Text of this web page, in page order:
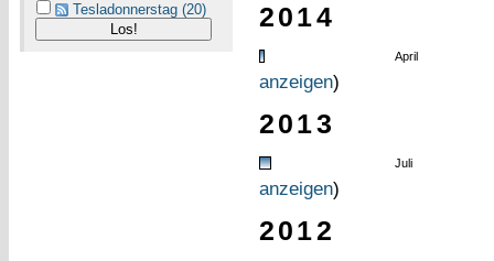
Tesladonnerstag (20)
2014
April
anzeigen)
2013
Juli
anzeigen)
2012